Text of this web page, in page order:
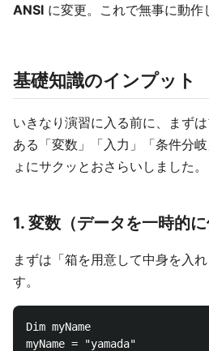
ANSI に変更。これで無事に動作
基礎知識のインプット
いきなり演習に入る前に、まず
ある「変数」「入力」「条件分
ょにサクッとおさらいしました。
1. 変数（データを一時的に
まずは「箱を用意して中身を入
す。
Dim myName
myName = "yamada"